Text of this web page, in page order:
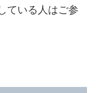
ている人はご参